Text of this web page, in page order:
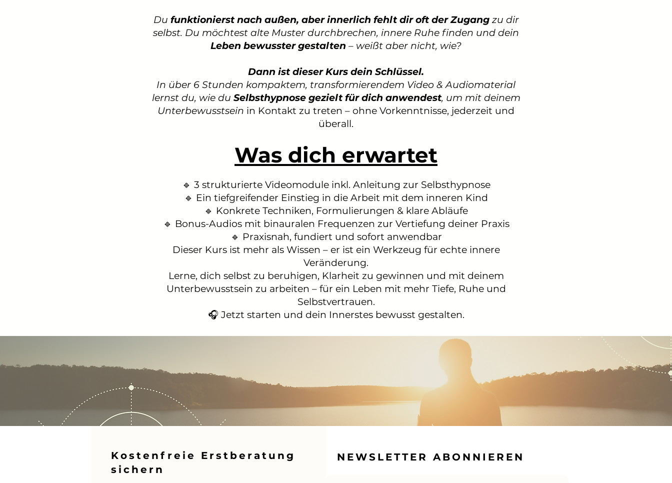
Du funktionierst nach außen, aber innerlich fehlt dir oft der Zugangzu dir
selbst. Du möchtest alte Muster durchbrechen, innere Ruhe finden und dein
Leben bewusster gestalten – weißt aber nicht, wie?
Dann ist dieser Kurs dein Schlüssel.
In über 6 Stunden kompaktem, transformierendem Video & Audiomaterial
lernst du, wie du Selbsthypnose gezielt für dich anwendest, um mit deinem
Unterbewusstsein in Kontakt zu treten – ohne Vorkenntnisse, jederzeit und
überall.
Was dich erwartet
🔹 3 strukturierte Videomodule inkl. Anleitung zur Selbsthypnose
🔹 Ein tiefgreifender Einstieg in die Arbeit mit dem inneren Kind
🔹 Konkrete Techniken, Formulierungen & klare Abläufe
🔹 Bonus-Audios mit binauralen Frequenzen zur Vertiefung deiner Praxis
🔹 Praxisnah, fundiert und sofort anwendbar
Dieser Kurs ist mehr als Wissen – er ist ein Werkzeug für echte innere
Veränderung.
Lerne, dich selbst zu beruhigen, Klarheit zu gewinnen und mit deinem
Unterbewusstsein zu arbeiten – für ein Leben mit mehr Tiefe, Ruhe und
Selbstvertrauen.
🎧 Jetzt starten und dein Innerstes bewusst gestalten.
Kostenfreie Erstberatung
sichern
NEWSLETTER ABONNIEREN